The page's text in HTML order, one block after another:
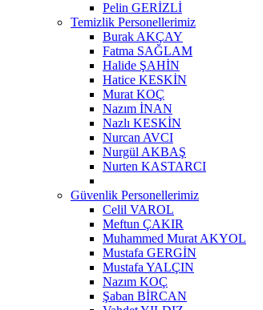
Pelin GERİZLİ
Temizlik Personellerimiz
Burak AKÇAY
Fatma SAĞLAM
Halide ŞAHİN
Hatice KESKİN
Murat KOÇ
Nazım İNAN
Nazlı KESKİN
Nurcan AVCI
Nurgül AKBAŞ
Nurten KASTARCI
Güvenlik Personellerimiz
Celil VAROL
Meftun ÇAKIR
Muhammed Murat AKYOL
Mustafa GERGİN
Mustafa YALÇIN
Nazım KOÇ
Şaban BİRCAN